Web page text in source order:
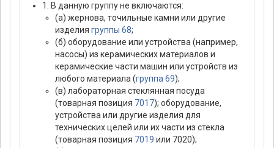
1. В данную группу не включаются:
(а) жернова, точильные камни или другие
изделия группы 68;
(б) оборудование или устройства (например,
насосы) из керамических материалов и
керамические части машин или устройств из
любого материала (группа 69);
(в) лабораторная стеклянная посуда
(товарная позиция 7017); оборудование,
устройства или другие изделия для
технических целей или их части из стекла
(товарная позиция 7019 или 7020);